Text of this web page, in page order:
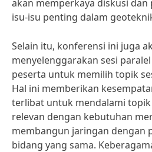
akan memperkaya diskusi
isu-isu penting dalam
Selain itu, konferensi ini juga
menyelenggarakan sesi
peserta untuk memilih topik
Hal ini memberikan
terlibat untuk mendalami
relevan dengan kebutuhan
membangun jaringan dengan
bidang yang sama.